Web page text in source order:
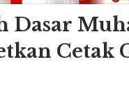
Dasar
Cetak